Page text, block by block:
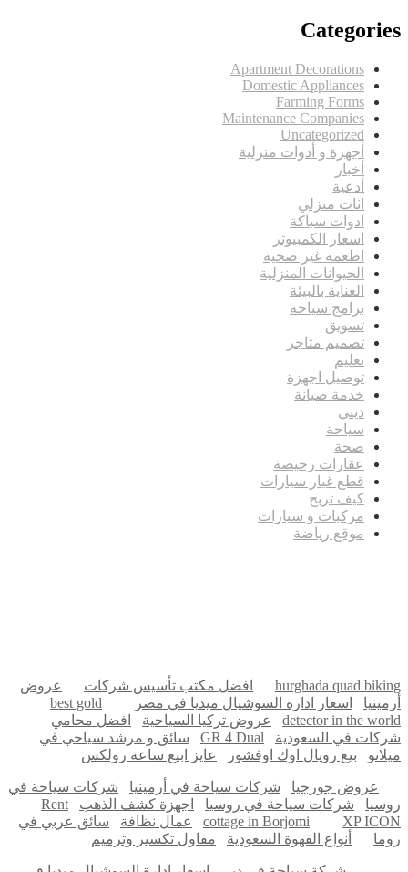
Categories
Apartment Decorations
Domestic Appliances
Farming Forms
Maintenance Companies
Uncategorized
أجهرة و أدوات منزلية
أخبار
أدعية
اثاث منزلي
ادوات سباكة
اسعار الكمبيوتر
اطعمة غير صحية
الحيوانات المنزلية
العناية بالبيئة
برامج سياحة
تسويق
تصميم متاجر
تعليم
توصيل اجهزة
خدمة صيانة
ديني
سياحة
صحة
عقارات رخيصة
قطع غيار سيارات
كيف تربح
مركبات و سيارات
موقع رياضة
hurghada quad biking افضل مكتب تأسيس شركات
عروض
أرمينيا
اسعار ادارة السوشيال ميديا في مصر
best gold
detector in the world
عروض تركيا السياحية
افضل محامي
شركات في السعودية
GR 4 Dual
سائق و مرشد سياحي في
ميلانو
بيع رويال اوك اوفشور عايز ابيع ساعة رولكس
عروض جورجيا شركات سياحة في أرمينيا
شركات سياحة في
روسيا
شركات سياحة في روسيا اجهزة كشف الذهب
Rent
cottage in Borjomi
XP ICON عمال نظافة
سائق عربي في
روما
أنواع القهوة السعودية مقاول تكسير وترميم